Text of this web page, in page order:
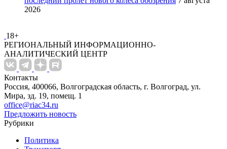
2026
18+
РЕГИОНАЛЬНЫЙ ИНФОРМАЦИОННО-
АНАЛИТИЧЕСКИЙ ЦЕНТР
Контакты
Россия, 400066, Волгоградская область, г. Волгоград, ул.
Мира, зд. 19, помещ. 1
office@riac34.ru
Предложить новость
Рубрики
Политика